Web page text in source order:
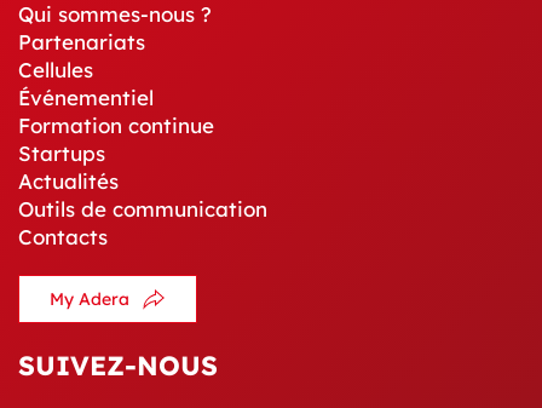
Qui sommes-nous ?
Partenariats
Cellules
Événementiel
Formation continue
Startups
Actualités
Outils de communication
Contacts
My Adera
SUIVEZ-NOUS